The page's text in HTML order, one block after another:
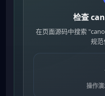
检查
在页面源码中搜索
规范
操作